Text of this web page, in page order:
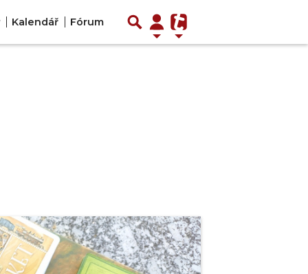
Kalendář Fórum